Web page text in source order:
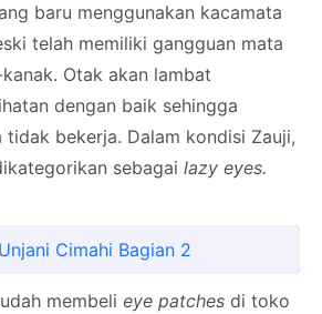
baru menggunakan kacamata
telah memiliki gangguan mata
Otak akan lambat
dengan baik sehingga
tidak bekerja. Dalam kondisi Zauji,
sebagai lazy eyes.
Cimahi Bagian 2
membeli eye patches di toko